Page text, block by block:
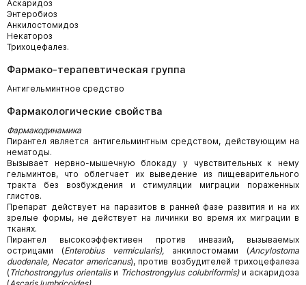
Аскаридоз
Энтеробиоз
Анкилостомидоз
Некатороз
Трихоцефалез.
Фармако-терапевтическая группа
Антигельминтное средство
Фармакологические свойства
Фармакодинамика
Пирантел является антигельминтным средством, действующим на
нематоды.
Вызывает нервно-мышечную блокаду у чувствительных к нему
гельминтов, что облегчает их выведение из пищеварительного
тракта без возбуждения и стимуляции миграции пораженных
глистов.
Препарат действует на паразитов в ранней фазе развития и на их
зрелые формы, не действует на личинки во время их миграции в
тканях.
Пирантел высокоэффективен против инвазий, вызываемых
острицами (Enterobius vermicularis), анкилостомами (Ancylostoma
duodenale, Necator americanus), против возбудителей трихоцефалеза
(Trichostrongylus orientalisи Trichostrongylus colubriformis)и аскаридоза